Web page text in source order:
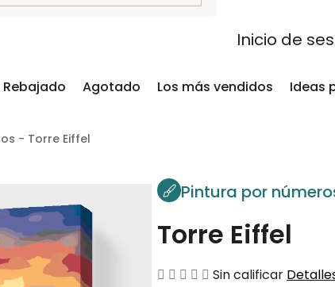
Inicio de
Rebajado Agotado Los más vendidos Ideas
- Torre Eiffel
Pintura por
Torre Eiffel
La
Sin calificar